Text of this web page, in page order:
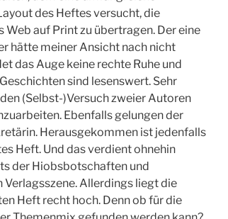
des Heftes versucht, die
auf Print zu übertragen. Der eine
hätte meiner Ansicht nach nicht
das Auge keine rechte Ruhe und
sind lesenswert. Sehr
(Selbst-)Versuch zweier Autoren
Ebenfalls gelungen der
Herausgekommen ist jedenfalls
Heft. Und das verdient ohnehin
der Hiobsbotschaften und
Verlagsszene. Allerdings liegt die
Heft recht hoch. Denn ob für die